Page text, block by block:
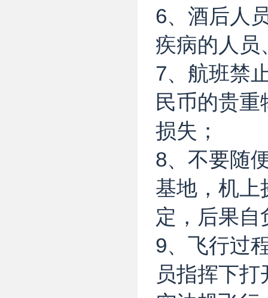
6、酒后人
疾病的人员
7、航班禁
民币的贵重
损失；
8、不要随
基地，机上
定，后果自
9、飞行过
员指挥下